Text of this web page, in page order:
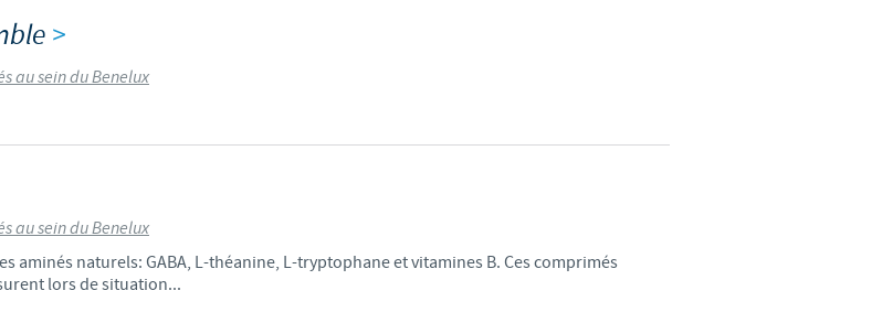
>
au sein du Benelux
au sein du Benelux
aminés naturels: GABA, L-théanine, L-tryptophane et vitamines B. Ces comprimés
lors de situation...